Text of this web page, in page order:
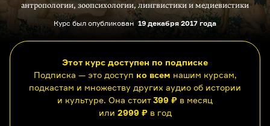
антропологии, зоопсихологии, лингвистики и медиевистики
Курс был опубликован 19 декабря 2017 года
Этот курс доступен по подписке
Подписка — это доступ ко всем нашим курсам,
подкастам и множеству других аудио об истории
и культуре. Она стоит399 ₽ в месяц
или 2999 ₽в год